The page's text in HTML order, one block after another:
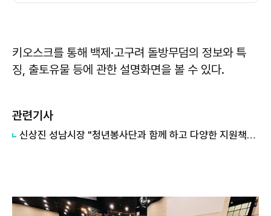
키오스크를 통해 백제·고구려 돌방무덤의 정보와 특
징, 출토유물 등에 관한 설명화면을 볼 수 있다.
관련기사
신상진 성남시장 "청년봉사단과 함께 하고 다양한 지원책도 마련하겠다"